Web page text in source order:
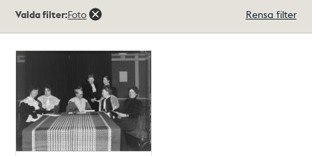
träffar
Valda filter:Foto Rensa filter